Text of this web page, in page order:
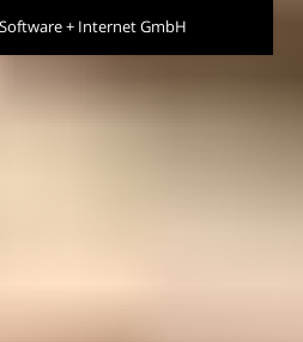
+ Internet GmbH